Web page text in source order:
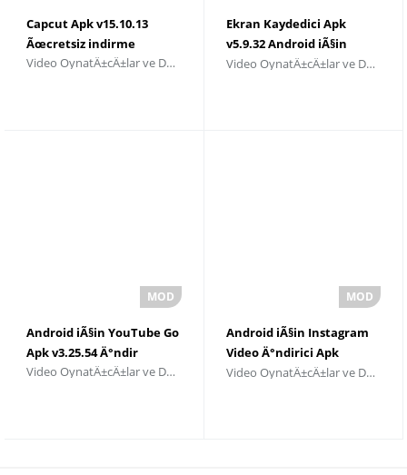
Capcut Apk v15.10.13
Ãœcretsiz indirme
Video OynatÄ±cÄ±lar ve DÃ¼zenleyiciler
Ekran Kaydedici Apk
v5.9.32 Android iÃ§in
Ãœcretsiz Ä°ndir
Video OynatÄ±cÄ±lar ve DÃ¼zenleyiciler
Android iÃ§in YouTube Go
Apk v3.25.54 Ä°ndir
Video OynatÄ±cÄ±lar ve DÃ¼zenleyiciler
Android iÃ§in Instagram
Video Ä°ndirici Apk
v2.6.6R Ä°ndir
Video OynatÄ±cÄ±lar ve DÃ¼zenleyiciler